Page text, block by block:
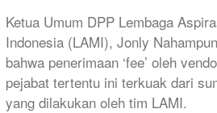
Ketua Umum DPP Lembaga
Indonesia (LAMI), Jonly
bahwa penerimaan ‘fee’ oleh
pejabat tertentu ini terkuak dari
yang dilakukan oleh tim LAMI.